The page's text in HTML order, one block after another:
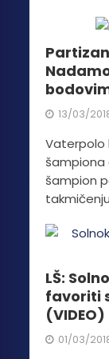
13/03/
Vaterpolo
šampiona
šampion
LŠ:
favoriti
(VIDEO)
01/03/